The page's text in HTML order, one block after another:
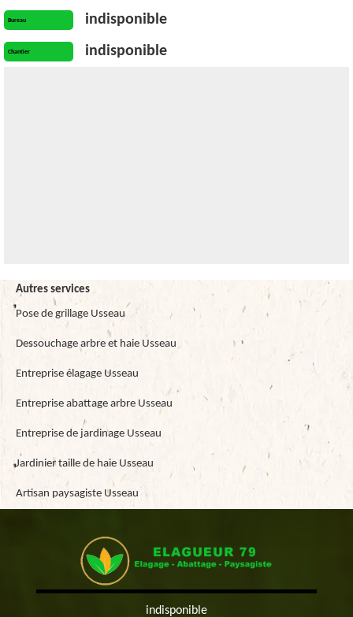
Bureau indisponible
Chantier indisponible
Autres services
Pose de grillage Usseau
Dessouchage arbre et haie Usseau
Entreprise élagage Usseau
Entreprise abattage arbre Usseau
Entreprise de jardinage Usseau
Jardinier taille de haie Usseau
Artisan paysagiste Usseau
indisponible